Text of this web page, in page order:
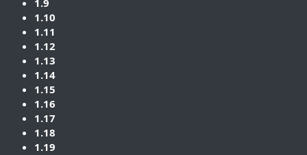
1.9
1.10
1.11
1.12
1.13
1.14
1.15
1.16
1.17
1.18
1.19